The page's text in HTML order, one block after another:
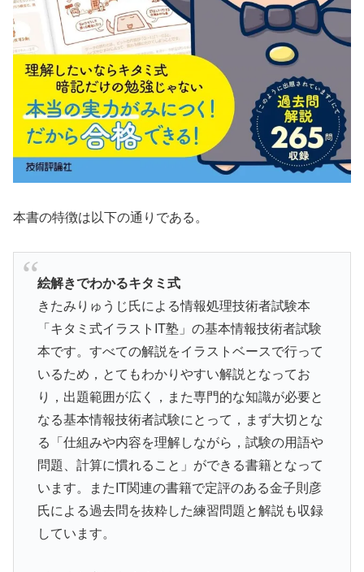
本書の特徴は以下の通りである。
絵解きでわかるキタミ式
きたみりゅうじ氏による情報処理技術者試験本
「キタミ式イラストIT塾」の基本情報技術者試験
本です。すべての解説をイラストベースで行って
いるため，とてもわかりやすい解説となってお
り，出題範囲が広く，また専門的な知識が必要と
なる基本情報技術者試験にとって，まず大切とな
る「仕組みや内容を理解しながら，試験の用語や
問題、計算に慣れること」ができる書籍となって
います。またIT関連の書籍で定評のある金子則彦
氏による過去問を抜粋した練習問題と解説も収録
しています。